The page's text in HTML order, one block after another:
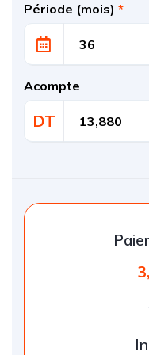
Période (mois) *
Acompte
DT